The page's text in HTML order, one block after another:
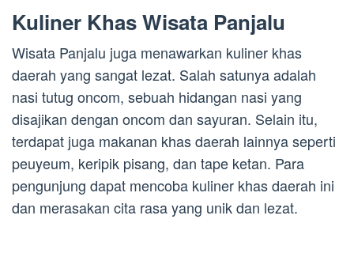
Kuliner Khas Wisata Panjalu
Wisata Panjalu juga menawarkan kuliner khas
daerah yang sangat lezat. Salah satunya adalah
nasi tutug oncom, sebuah hidangan nasi yang
disajikan dengan oncom dan sayuran. Selain itu,
terdapat juga makanan khas daerah lainnya seperti
peuyeum, keripik pisang, dan tape ketan. Para
pengunjung dapat mencoba kuliner khas daerah ini
dan merasakan cita rasa yang unik dan lezat.